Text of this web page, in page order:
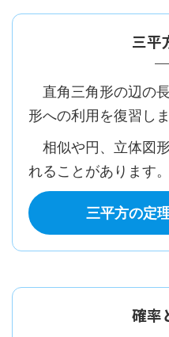
三平
直角三角形の辺の
形への利用を復習しま
相似や円、立体図
れることがあります。
三平方の定
確率